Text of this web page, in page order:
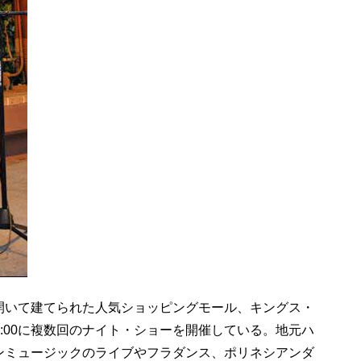
て建てられた人気ショッピングモール、キングス・
に複数回のナイト・ショーを開催している。地元ハ
ュージックのライブやフラダンス、ポリネシアンダ